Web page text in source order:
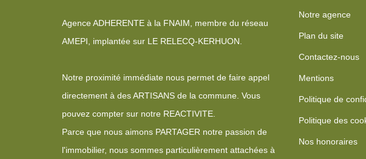
Agence ADHERENTE à la FNAIM, membre du réseau
AMEPI, implantée sur LE RELECQ-KERHUON.
Notre proximité immédiate nous permet de faire appel
directement à des ARTISANS de la commune. Vous
pouvez compter sur notre REACTIVITE.
Parce que nous aimons PARTAGER notre passion de
l'immobilier, nous sommes particulièrement attachées à
Notre agence
Plan du site
Contactez-nous
Mentions
Politique de
Politique des
Nos honoraires